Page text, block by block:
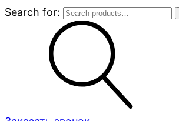
Search for: